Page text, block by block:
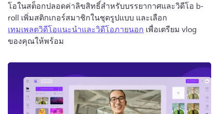
โอในสต็อกปลอดค่าลิขสิทธิ์สําหรับบรรยากาศและวิดีโอ b-
roll เพิ่มสติกเกอร์สมาชิกในชุดรูปแบบ และเลือก
เทมเพลตวิดีโอแนะนําและวิดีโอภายนอก เพื่อเตรียม vlog
ของคุณให้พร้อม